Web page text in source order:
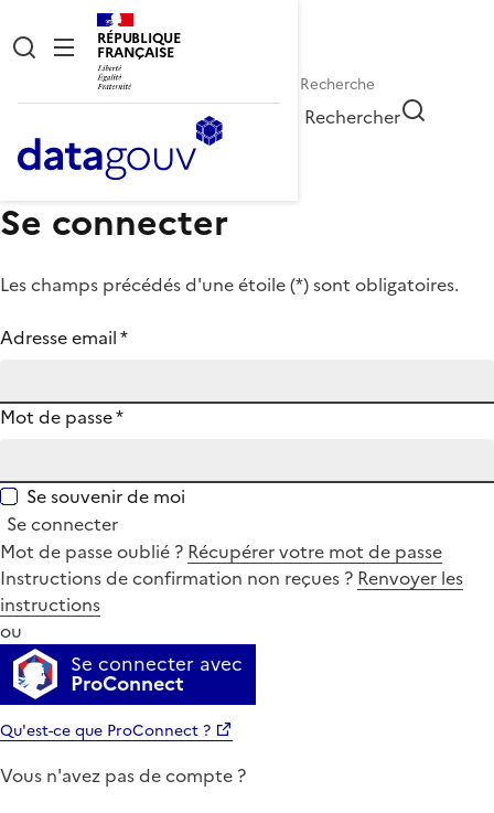
RÉPUBLIQUE
FRANÇAISE
Rechercher
Se connecter
Les champs précédés d'une étoile (*) sont obligatoires.
Adresse email*
Mot de passe*
Se souvenir de moi
Se connecter
Mot de passe oublié ? Récupérer votre mot de passe
Instructions de confirmation non reçues ? Renvoyer les
instructions
ou
Se connecter avec
ProConnect
Qu'est-ce que ProConnect ?
Vous n'avez pas de compte ?